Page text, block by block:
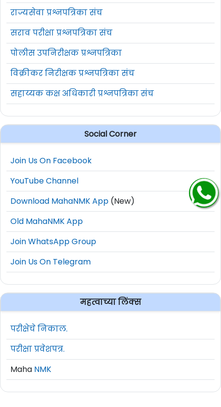
राज्यसेवा प्रश्नपत्रिका संच
सराव परीक्षा प्रश्नपत्रिका संच
पोलीस उपनिरीक्षक प्रश्नपत्रिका
विक्रीकर निरीक्षक प्रश्नपत्रिका संच
सहाय्यक कक्ष अधिकारी प्रश्नपत्रिका संच
Social Corner
Join Us On Facebook
YouTube Channel
Download MahaNMK App (New)
Old MahaNMK App
Join WhatsApp Group
Join Us On Telegram
महत्वाच्या लिंक्स
परीक्षेचे निकाल.
परीक्षा प्रवेशपत्र.
Maha NMK